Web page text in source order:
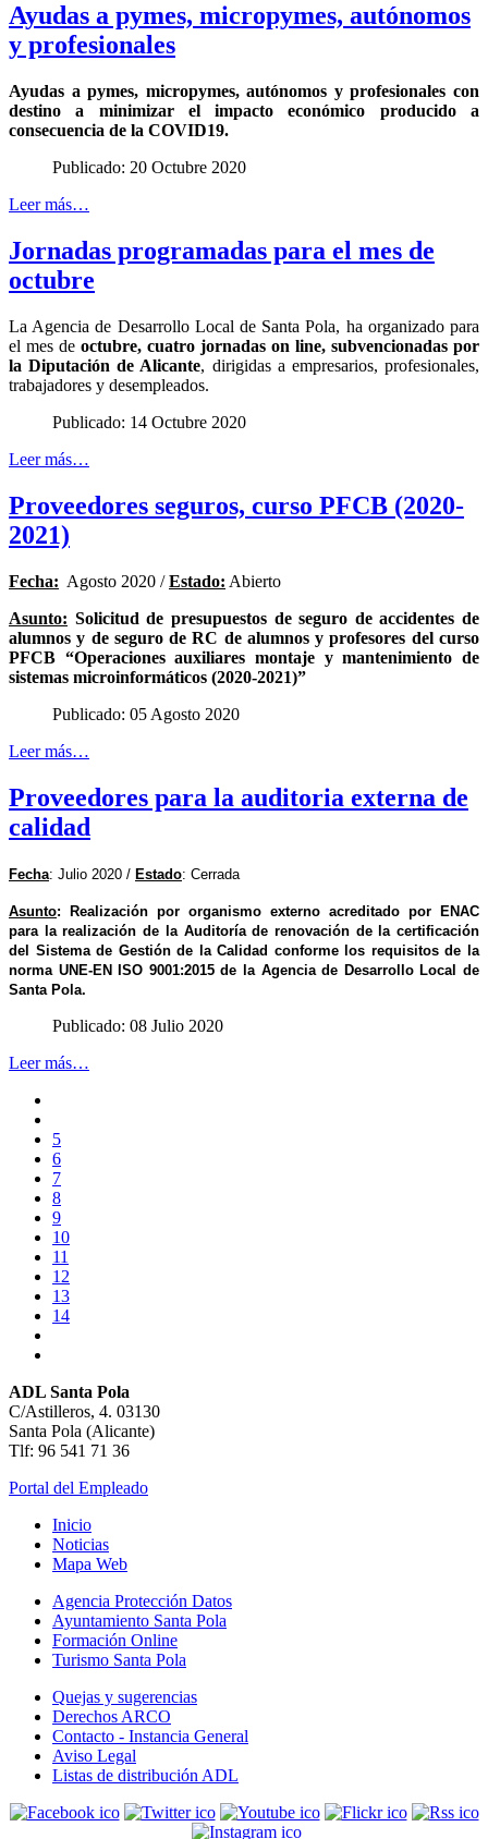
Ayudas a pymes, micropymes, autónomos
y profesionales
Ayudas a pymes, micropymes, autónomos y profesionales con
destino a minimizar el impacto económico producido a
consecuencia de la COVID19.
Publicado: 20 Octubre 2020
Leer más…
Jornadas programadas para el mes de
octubre
La Agencia de Desarrollo Local de Santa Pola, ha organizado para
el mes de octubre, cuatro jornadas on line, subvencionadas por
la Diputación de Alicante, dirigidas a empresarios, profesionales,
trabajadores y desempleados.
Publicado: 14 Octubre 2020
Leer más…
Proveedores seguros, curso PFCB (2020-
2021)
Fecha: Agosto 2020 /Estado: Abierto
Asunto: Solicitud de presupuestos de seguro de accidentes de
alumnos y de seguro de RC de alumnos y profesores del curso
PFCB “Operaciones auxiliares montaje y mantenimiento de
sistemas microinformáticos (2020-2021)”
Publicado: 05 Agosto 2020
Leer más…
Proveedores para la auditoria externa de
calidad
Fecha: Julio 2020 / Estado: Cerrada
Asunto: Realización por organismo externo acreditado por ENAC
para la realización de la Auditoría de renovación de la certificación
del Sistema de Gestión de la Calidad conforme los requisitos de la
norma UNE-EN ISO 9001:2015 de la Agencia de Desarrollo Local de
Santa Pola.
Publicado: 08 Julio 2020
Leer más…
5
6
7
8
9
10
11
12
13
14
ADL Santa Pola
C/Astilleros, 4. 03130
Santa Pola (Alicante)
Tlf: 96 541 71 36
Portal del Empleado
Inicio
Noticias
Mapa Web
Agencia Protección Datos
Ayuntamiento Santa Pola
Formación Online
Turismo Santa Pola
Quejas y sugerencias
Derechos ARCO
Contacto - Instancia General
Aviso Legal
Listas de distribución ADL